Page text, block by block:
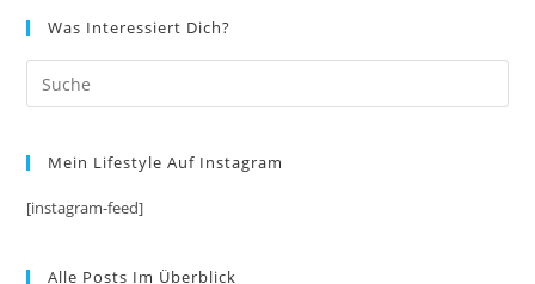
Was Interessiert Dich?
Mein Lifestyle Auf Instagram
[instagram-feed]
Alle Posts Im Überblick